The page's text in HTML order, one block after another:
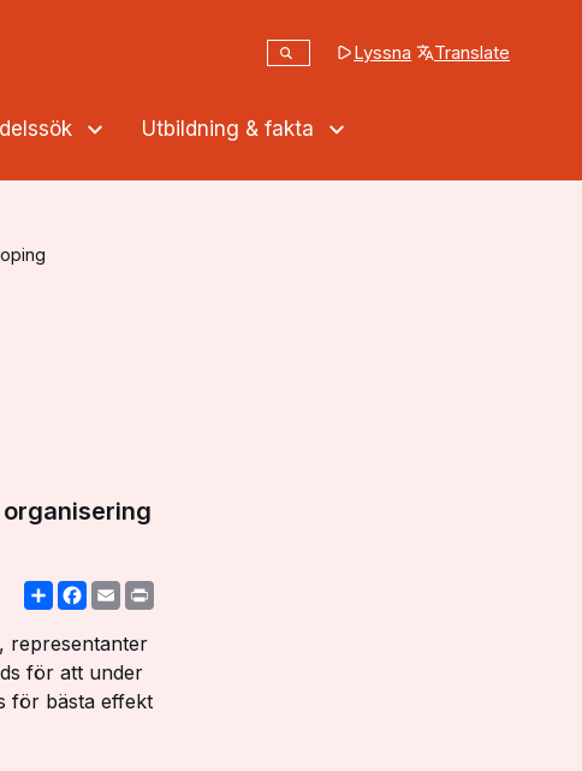
Utbildning & fakta
Sök på webbplatsen
Sök Lyssna Translate
(opens in a new
ShareFacebook
Email
representanter
för att under
för bästa effekt